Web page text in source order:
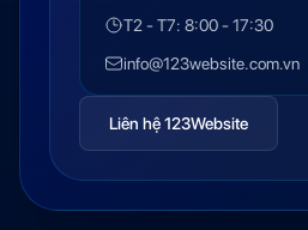
T2 - T7: 8:00 - 17:30
info@123website.com.vn
Liên hệ 123Website